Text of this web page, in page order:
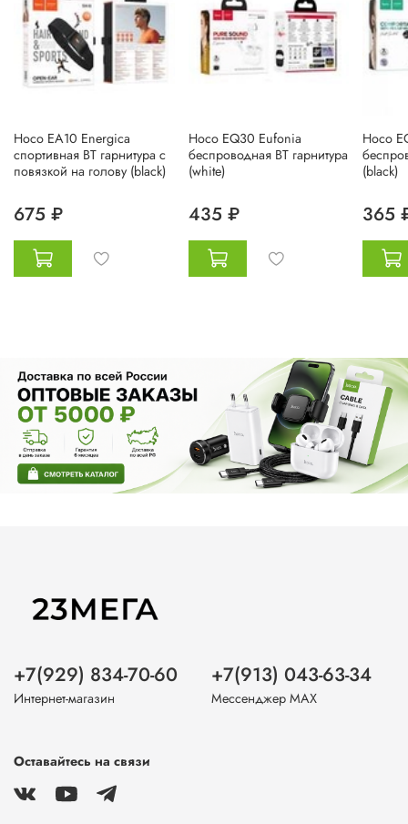
Hoco EA10 Energica
спортивная BT гарнитура с
повязкой на голову (black)
675 ₽
Hoco EQ30 Eufonia
беспроводная BT гарнитура
(white)
435 ₽
Hoco
(black)
365
+7(929) 834-70-60
Интернет-магазин
+7(913) 043-63-34
Мессенджер MAX
Оставайтесь на связи